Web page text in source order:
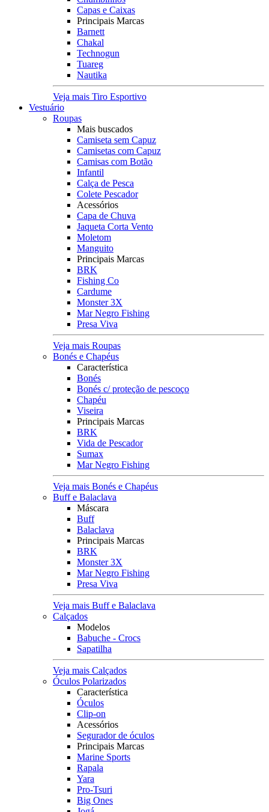
Capas e Caixas
Principais Marcas
Barnett
Chakal
Technogun
Tuareg
Nautika
Veja mais Tiro Esportivo
Vestuário
Roupas
Mais buscados
Camiseta sem Capuz
Camisetas com Capuz
Camisas com Botão
Infantil
Calça de Pesca
Colete Pescador
Acessórios
Capa de Chuva
Jaqueta Corta Vento
Moletom
Manguito
Principais Marcas
BRK
Fishing Co
Cardume
Monster 3X
Mar Negro Fishing
Presa Viva
Veja mais Roupas
Bonés e Chapéus
Característica
Bonés
Bonés c/ proteção de pescoço
Chapéu
Viseira
Principais Marcas
BRK
Vida de Pescador
Sumax
Mar Negro Fishing
Veja mais Bonés e Chapéus
Buff e Balaclava
Máscara
Buff
Balaclava
Principais Marcas
BRK
Monster 3X
Mar Negro Fishing
Presa Viva
Veja mais Buff e Balaclava
Calçados
Modelos
Babuche - Crocs
Sapatilha
Veja mais Calçados
Óculos Polarizados
Característica
Óculos
Clip-on
Acessórios
Segurador de óculos
Principais Marcas
Marine Sports
Rapala
Yara
Pro-Tsuri
Big Ones